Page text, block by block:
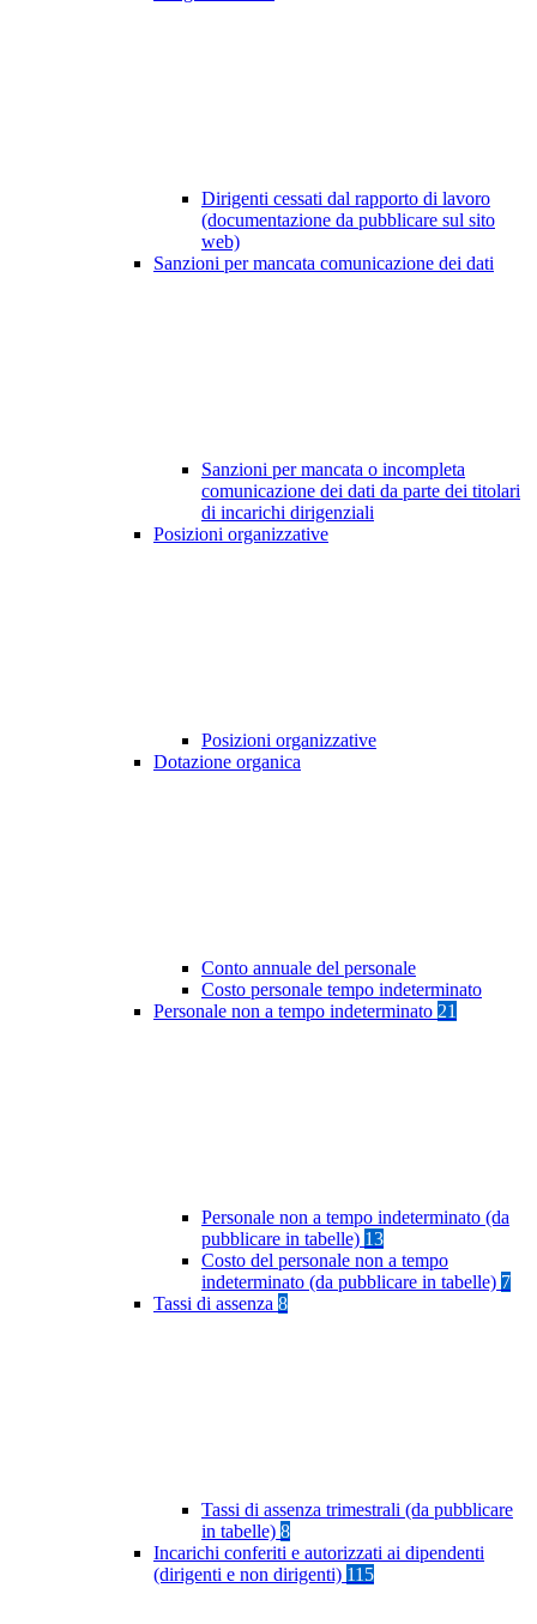
Dirigenti cessati dal rapporto di lavoro
(documentazione da pubblicare sul sito
web)
Sanzioni per mancata comunicazione dei dati
Sanzioni per mancata o incompleta
comunicazione dei dati da parte dei titolari
di incarichi dirigenziali
Posizioni organizzative
Posizioni organizzative
Dotazione organica
Conto annuale del personale
Costo personale tempo indeterminato
Personale non a tempo indeterminato 21
Personale non a tempo indeterminato (da
pubblicare in tabelle) 13
Costo del personale non a tempo
indeterminato (da pubblicare in tabelle) 7
Tassi di assenza 8
Tassi di assenza trimestrali (da pubblicare
in tabelle) 8
Incarichi conferiti e autorizzati ai dipendenti
(dirigenti e non dirigenti) 115